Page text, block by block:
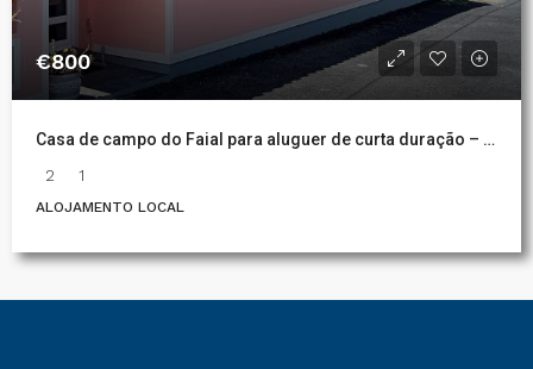
€800
Casa de campo do Faial para aluguer de curta duração – A tua casa tranquila na Ilha do Faial, Açores
2
1
ALOJAMENTO LOCAL